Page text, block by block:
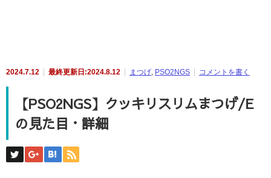
2024.7.12 最終更新日:2024.8.12 まつげ, PSO2NGS コメントを書く
【PSO2NGS】クッキリスリムまつげ/E
の見た目・詳細